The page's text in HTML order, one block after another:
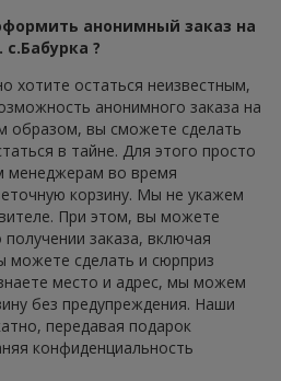
анонимный заказ на
?
хотите остаться неизвестным,
анонимного заказа на
образом, вы сможете сделать
в тайне. Для этого просто
во время
корзину. Мы не укажем
При этом, вы можете
заказа, включая
сделать и сюрприз
место и адрес, мы можем
без предупреждения. Наши
передавая подарок
конфиденциальность